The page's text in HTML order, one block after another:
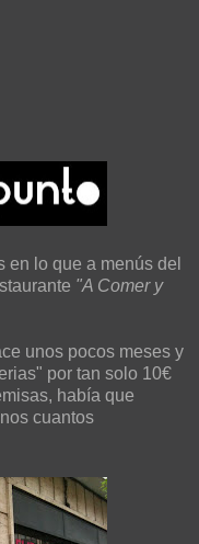
lo que a menús del
"A Comer y
unos pocos meses y
por tan solo 10€
había que
cuantos